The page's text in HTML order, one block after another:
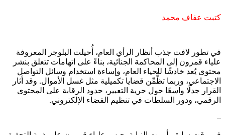
كتبت عفاف محمد
في تطور لافت جذب أنظار الرأي العام، أُحيلت البلوجر المعروفة
علياء قمرون إلى المحاكمة الجنائية، بناءً على اتهامات تتعلق بنشر
محتوى يُعد خادشًا للحياء العام، وإساءة استخدام وسائل التواصل
الاجتماعي، وربما تظُّمِّن قضايا تكميلية مثل غسل الأموال. وقد أثار
القرار جدلًا واسعًا حول حرية التعبير، حدود الرقابة على المحتوى
الرقمي، ودور السلطات في تنظيم الفضاء الإلكتروني.
–